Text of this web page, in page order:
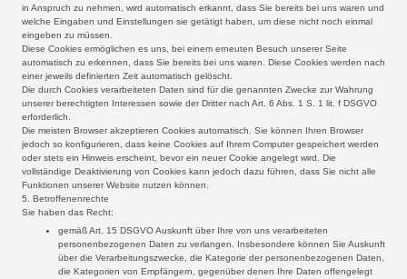
in Anspruch zu nehmen, wird automatisch erkannt, dass Sie bereits bei uns waren und
welche Eingaben und Einstellungen sie getätigt haben, um diese nicht noch einmal
eingeben zu müssen.
Diese Cookies ermöglichen es uns, bei einem erneuten Besuch unserer Seite
automatisch zu erkennen, dass Sie bereits bei uns waren. Diese Cookies werden nach
einer jeweils definierten Zeit automatisch gelöscht.
Die durch Cookies verarbeiteten Daten sind für die genannten Zwecke zur Wahrung
unserer berechtigten Interessen sowie der Dritter nach Art. 6 Abs. 1 S. 1 lit. f DSGVO
erforderlich.
Die meisten Browser akzeptieren Cookies automatisch. Sie können Ihren Browser
jedoch so konfigurieren, dass keine Cookies auf Ihrem Computer gespeichert werden
oder stets ein Hinweis erscheint, bevor ein neuer Cookie angelegt wird. Die
vollständige Deaktivierung von Cookies kann jedoch dazu führen, dass Sie nicht alle
Funktionen unserer Website nutzen können.
5. Betroffenenrechte
Sie haben das Recht:
gemäß Art. 15 DSGVO Auskunft über Ihre von uns verarbeiteten
personenbezogenen Daten zu verlangen. Insbesondere können Sie Auskunft
über die Verarbeitungszwecke, die Kategorie der personenbezogenen Daten,
die Kategorien von Empfängern, gegenüber denen Ihre Daten offengelegt